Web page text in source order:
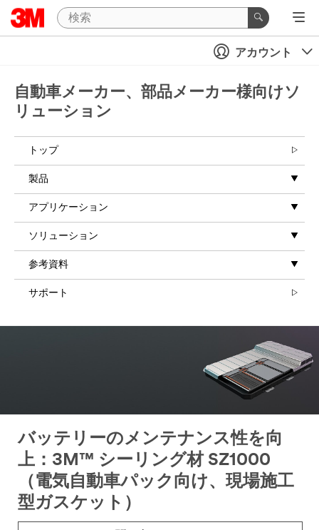
アカウント
自動車メーカー、部品メーカー様向けソ
リューション
トップ
製品
アプリケーション
ソリューション
参考資料
サポート
バッテリーのメンテナンス性を向
上：3M™ シーリング材 SZ1000
（電気自動車パック向け、現場施工
型ガスケット）